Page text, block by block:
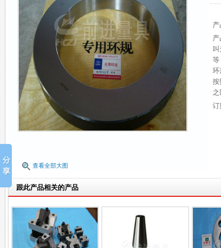
查看全部大图
等
环
按
订
跟此产品相关的产品